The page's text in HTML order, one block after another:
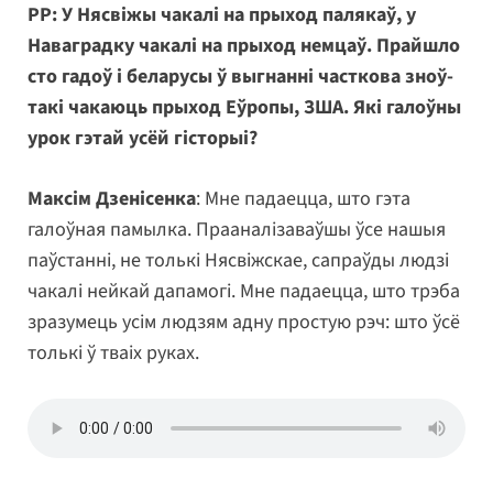
РР: У Нясвіжы чакалі на прыход палякаў, у
Наваградку чакалі на прыход немцаў. Прайшло
сто гадоў і беларусы ў выгнанні часткова зноў-
такі чакаюць прыход Еўропы, ЗША. Які галоўны
урок гэтай усёй гісторыі?
Максім Дзенісенка: Мне падаецца, што гэта
галоўная памылка. Прааналізаваўшы ўсе нашыя
паўстанні, не толькі Нясвіжскае, сапраўды людзі
чакалі нейкай дапамогі. Мне падаецца, што трэба
зразумець усім людзям адну простую рэч: што ўсё
толькі ў тваіх руках.